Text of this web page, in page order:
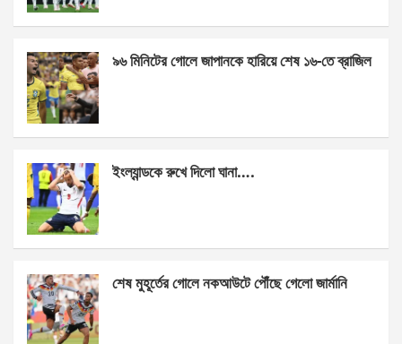
o
k
er
p
৯৬ মিনিটের গোলে জাপানকে হারিয়ে শেষ ১৬-তে ব্রাজিল
ইংল্যান্ডকে রুখে দিলো ঘানা….
শেষ মুহূর্তের গোলে নকআউটে পৌঁছে গেলো জার্মানি